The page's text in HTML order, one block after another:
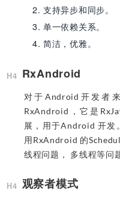
支持异步和同步。
单一依赖关系。
简洁，优雅。
RxAndroid
对于Android开发者
RxAndroid，它是
展，用于Android 开发
用RxAndroid 的
线程问题， 多线程等问
观察者模式